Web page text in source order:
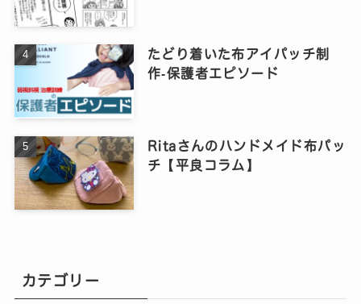
たどり着いた布アイパッチ制
作‐保護者エピソード
Ritaさんのハンドメイド布パッ
チ【平良コラム】
カテゴリー